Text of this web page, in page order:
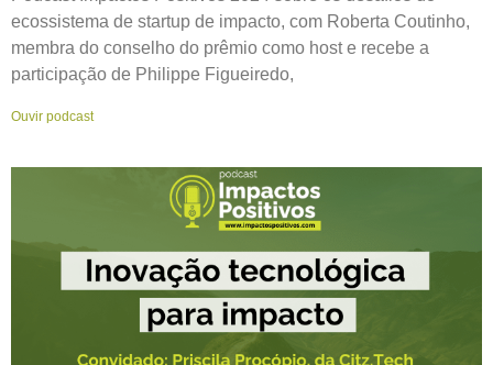
ecossistema de startup de impacto, com Roberta Coutinho,
membra do conselho do prêmio como host e recebe a
participação de Philippe Figueiredo,
Ouvir podcast